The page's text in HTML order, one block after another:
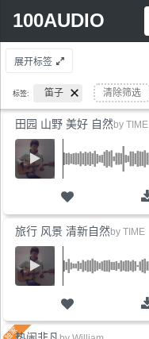
100AUDIO
展开标签
标签: 笛子 清除筛选
田园 山野 美好 自然by TIME
旅行 风景 清新自然by TIME